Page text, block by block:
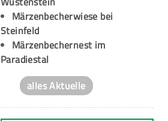
Märzenbecherwiese bei
Steinfeld
Märzenbechernest im
Paradiestal
alles Aktuelle